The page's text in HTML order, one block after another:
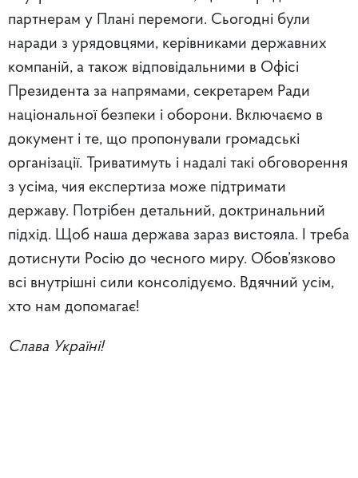
партнерам у Плані перемоги. Сьогодні були
наради з урядовцями, керівниками державних
компаній, а також відповідальними в Офісі
Президента за напрямами, секретарем Ради
національної безпеки і оборони. Включаємо в
документ і те, що пропонували громадські
організації. Триватимуть і надалі такі обговорення
з усіма, чия експертиза може підтримати
державу. Потрібен детальний, доктринальний
підхід. Щоб наша держава зараз вистояла. І треба
дотиснути Росію до чесного миру. Обов’язково
всі внутрішні сили консолідуємо. Вдячний усім,
хто нам допомагає!
Слава Україні!